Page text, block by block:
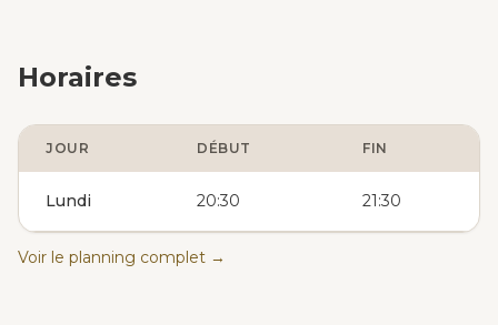
Horaires
JOUR DÉBUT FIN
Lundi 20:30 21:30
Voir le planning complet →